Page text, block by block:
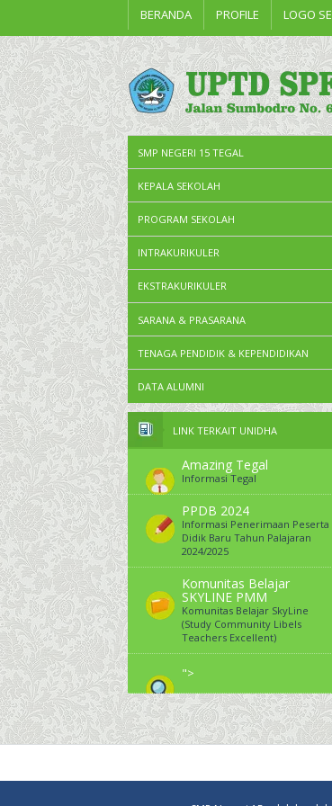
BERANDA PROFILE LOGO
SMP NEGERI 15 TEGAL
KEPALA SEKOLAH
PROGRAM SEKOLAH
INTRAKURIKULER
EKSTRAKURIKULER
SARANA & PRASARANA
TENAGA PENDIDIK & KEPENDIDIKAN
DATA ALUMNI
LINK TERKAIT UNIDHA
Amazing Tegal
Informasi Tegal
PPDB 2024
Informasi Penerimaan Peserta
Didik Baru Tahun Palajaran
2024/2025
Komunitas Belajar
SKYLINE PMM
Komunitas Belajar SkyLine
(Study Community Libels
Teachers Excellent)
">